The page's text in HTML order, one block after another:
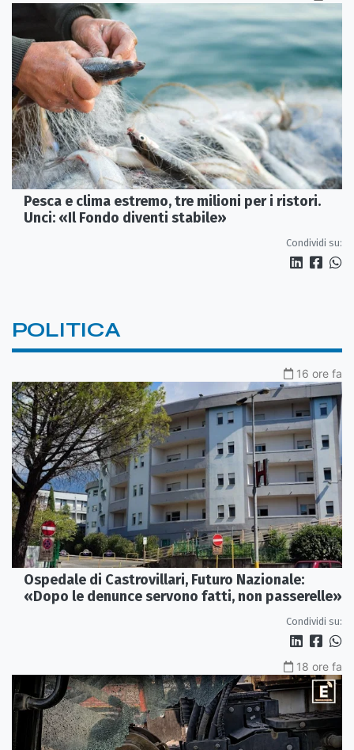
Pesca e clima estremo, tre milioni per i ristori.
Unci: «Il Fondo diventi stabile»
Condividi su:
POLITICA
16 ore fa
Ospedale di Castrovillari, Futuro Nazionale:
«Dopo le denunce servono fatti, non passerelle»
Condividi su:
18 ore fa